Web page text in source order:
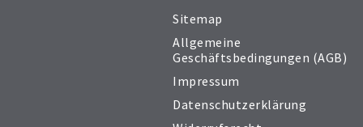
Sitemap
Allgemeine
Geschäftsbedingungen (AGB)
Impressum
Datenschutzerklärung